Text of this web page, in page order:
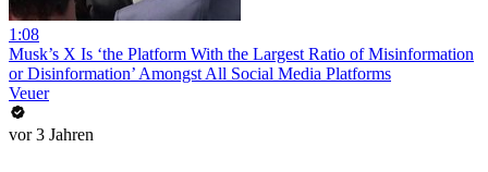
1:08
Musk’s X Is ‘the Platform With the Largest Ratio of Misinformation
or Disinformation’ Amongst All Social Media Platforms
Veuer
vor 3 Jahren